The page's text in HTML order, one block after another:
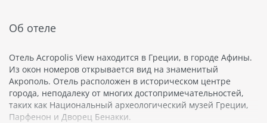
Об отеле
Отель Acropolis View находится в Греции, в городе Афины.
Из окон номеров открывается вид на знаменитый
Акрополь. Отель расположен в историческом центре
города, неподалеку от многих достопримечательностей,
таких как Национальный археологический музей Греции,
Парфенон и Дворец Бенакки.